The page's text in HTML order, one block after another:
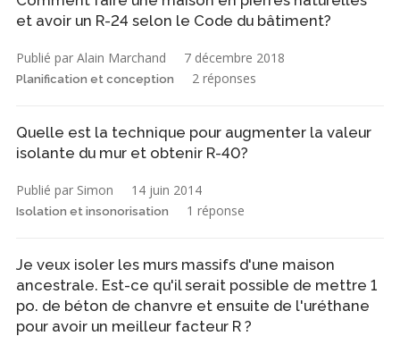
et avoir un R-24 selon le Code du bâtiment?
Publié par Alain Marchand 7 décembre 2018
Planification et conception 2 réponses
Quelle est la technique pour augmenter la valeur
isolante du mur et obtenir R-40?
Publié par Simon 14 juin 2014
Isolation et insonorisation 1 réponse
Je veux isoler les murs massifs d'une maison
ancestrale. Est-ce qu'il serait possible de mettre 1
po. de béton de chanvre et ensuite de l'uréthane
pour avoir un meilleur facteur R ?